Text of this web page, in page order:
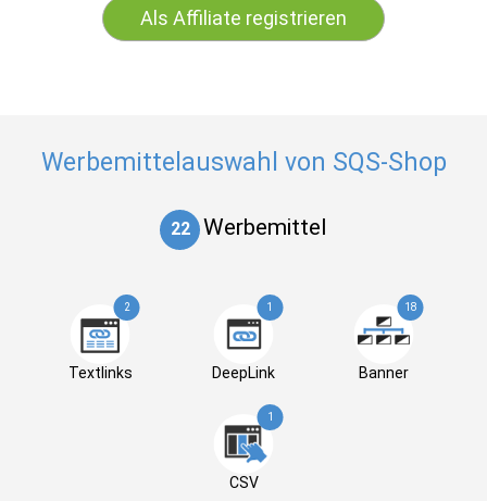
Als Affiliate registrieren
Werbemittelauswahl von SQS-Shop
22 Werbemittel
2
Textlinks
1
DeepLink
18
Banner
1
CSV